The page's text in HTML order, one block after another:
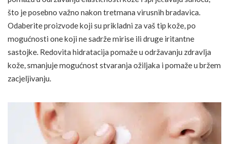
što je posebno važno nakon tretmana virusnih bradavica.
Odaberite proizvode koji su prikladni za vaš tip kože, po
mogućnosti one koji ne sadrže mirise ili druge iritantne
sastojke. Redovita hidratacija pomaže u održavanju zdravlja
kože, smanjuje mogućnost stvaranja ožiljaka i pomaže u bržem
zacjeljivanju.